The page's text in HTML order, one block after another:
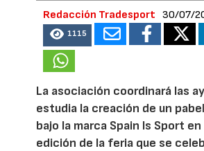
Redacción Tradesport 30/07/
1115
La asociación coordinará las
estudia la creación de un
bajo la marca Spain Is Sport
edición de la feria que se